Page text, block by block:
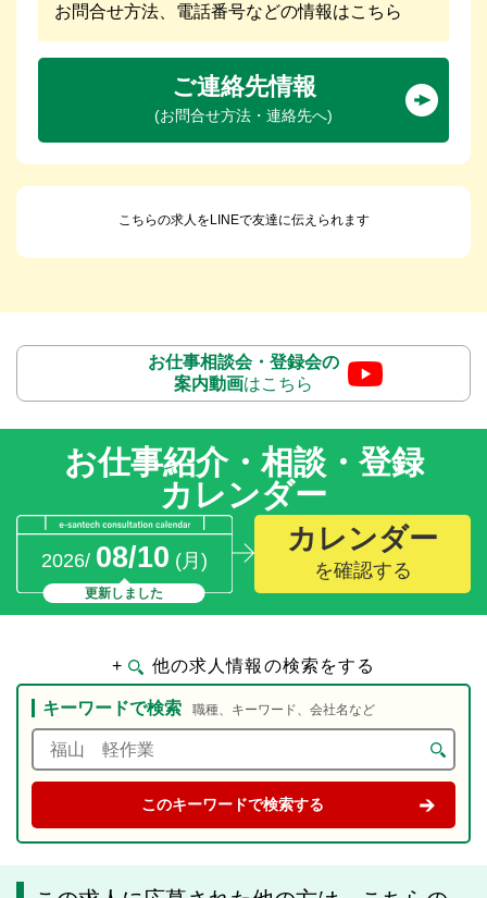
お問合せ方法、電話番号などの情報はこちら
ご連絡先情報
(お問合せ方法・連絡先へ)
こちらの求人をLINEで友達に伝えられます
お仕事相談会・登録会の
案内動画はこちら
お仕事紹介・相談・登録
カレンダー
2026/ 08/10 (月)
更新しました
カレンダー
を確認する
+ 他の求人情報の検索をする
キーワードで検索 職種、キーワード、会社名など